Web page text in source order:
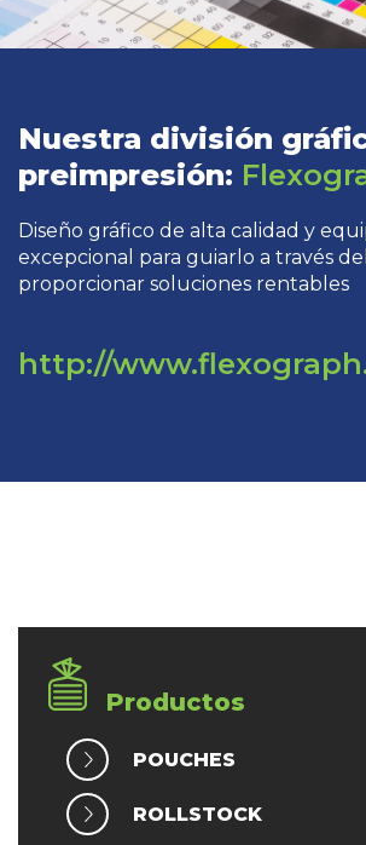
Nuestra división
preimpresión:
Diseño gráfico de alta calidad y
excepcional para guiarlo a través
proporcionar soluciones rentables
http://
Productos
POUCHES
ROLLSTOCK